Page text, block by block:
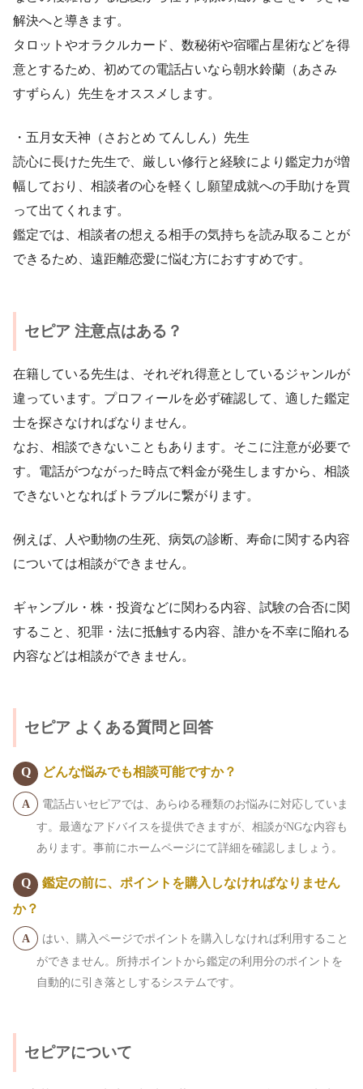
解決へと導きます。
タロットやオラクルカード、数秘術や宿曜占星術などを得
意とするため、初めての電話占いなら朝水鈴蘭（あさみ
すずらん）先生をオススメします。
・五月女天神（さおとめ てんしん）先生
読心に長けた先生で、厳しい修行と経験により鑑定力が増
幅しており、相談者の心を軽くし願望成就への手助けを買
って出てくれます。
鑑定では、相談者の想える相手の気持ちを読み取ることが
できるため、遠距離恋愛に悩む方におすすめです。
セピア 注意点はある？
在籍している先生は、それぞれ得意としているジャンルが
違っています。プロフィールを必ず確認して、適した鑑定
士を探さなければなりません。
なお、相談できないこともあります。そこに注意が必要で
す。電話がつながった時点で料金が発生しますから、相談
できないとなればトラブルに繋がります。
例えば、人や動物の生死、病気の診断、寿命に関する内容
については相談ができません。
ギャンブル・株・投資などに関わる内容、試験の合否に関
すること、犯罪・法に抵触する内容、誰かを不幸に陥れる
内容などは相談ができません。
セピア よくある質問と回答
どんな悩みでも相談可能ですか？
電話占いセピアでは、あらゆる種類のお悩みに対応していま
す。最適なアドバイスを提供できますが、相談がNGな内容も
あります。事前にホームページにて詳細を確認しましょう。
鑑定の前に、ポイントを購入しなければなりません
か？
はい、購入ページでポイントを購入しなければ利用すること
ができません。所持ポイントから鑑定の利用分のポイントを
自動的に引き落としするシステムです。
セピアについて